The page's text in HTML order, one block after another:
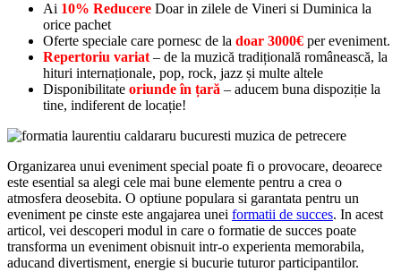
Ai 10% Reducere Doar in zilele de Vineri si Duminica la
orice pachet
Oferte speciale care pornesc de la doar 3000€ per eveniment.
Repertoriu variat– de la muzică tradițională românească, la
hituri internaționale, pop, rock, jazz și multe altele
Disponibilitate oriunde în țară – aducem buna dispoziție la
tine, indiferent de locație!
Organizarea unui eveniment special poate fi o provocare, deoarece
este esential sa alegi cele mai bune elemente pentru a crea o
atmosfera deosebita. O optiune populara si garantata pentru un
eveniment pe cinste este angajarea unei formatii de succes. In acest
articol, vei descoperi modul in care o formatie de succes poate
transforma un eveniment obisnuit intr-o experienta memorabila,
aducand divertisment, energie si bucurie tuturor participantilor.